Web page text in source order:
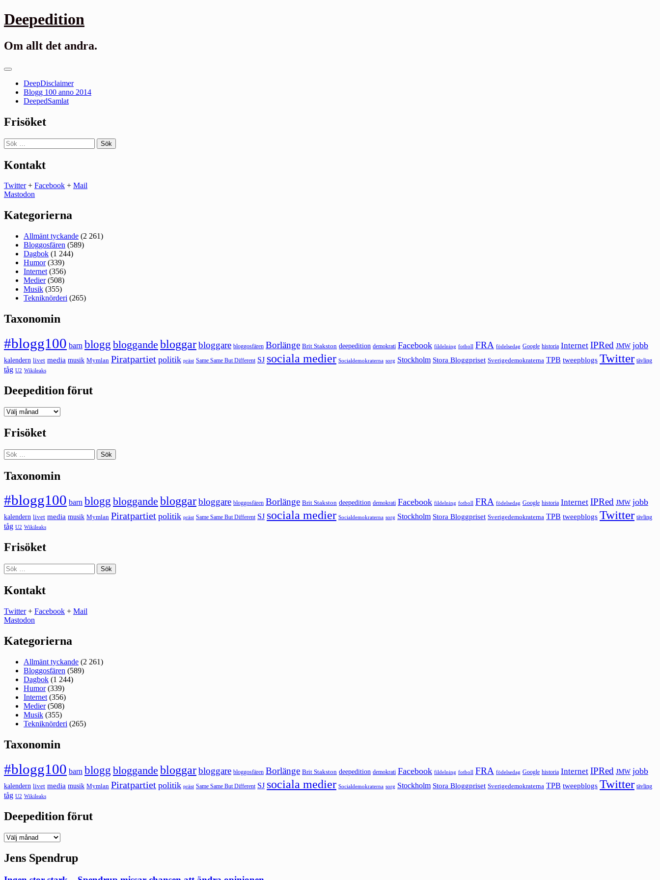
Gå
till
Deepedition
Om allt det andra.
Primär
DeepDisclaimer
Blogg 100 anno 2014
DeepedSamlat
Frisöket
Sök
efter:
Kontakt
Twitter+ Facebook + Mail
Mastodon
Kategorierna
Allmänt tyckande (2 261)
Bloggosfären (589)
Dagbok (1 244)
Humor(339)
Internet (356)
Medier(508)
Musik (355)
Tekniknörderi (265)
Taxonomin
#blogg100 barn blogg bloggande bloggarbloggare bloggosfären Borlänge Brit Stakston deepedition demokrati Facebook fildelning fotboll FRA födelsedag Google historia Internet IPRed JMW jobb
kalendern livet media musik Mymlan Piratpartiet politik präst Same Same But Different SJ sociala medier Socialdemokraterna sorg Stockholm Stora Bloggpriset Sverigedemokraterna TPB tweepblogs Twitter tävling
tåg U2 Wikileaks
Deepedition förut
Deepedition
Frisöket
Sök
efter:
Taxonomin
#blogg100 barn blogg bloggande bloggarbloggare bloggosfären Borlänge Brit Stakston deepedition demokrati Facebook fildelning fotboll FRA födelsedag Google historia Internet IPRed JMW jobb
kalendern livet media musik Mymlan Piratpartiet politik präst Same Same But Different SJ sociala medier Socialdemokraterna sorg Stockholm Stora Bloggpriset Sverigedemokraterna TPB tweepblogs Twitter tävling
tåg U2 Wikileaks
Frisöket
Sök
efter:
Kontakt
Twitter+ Facebook + Mail
Mastodon
Kategorierna
Allmänt tyckande (2 261)
Bloggosfären (589)
Dagbok (1 244)
Humor(339)
Internet (356)
Medier(508)
Musik (355)
Tekniknörderi (265)
Taxonomin
#blogg100 barn blogg bloggande bloggarbloggare bloggosfären Borlänge Brit Stakston deepedition demokrati Facebook fildelning fotboll FRA födelsedag Google historia Internet IPRed JMW jobb
kalendern livet media musik Mymlan Piratpartiet politik präst Same Same But Different SJ sociala medier Socialdemokraterna sorg Stockholm Stora Bloggpriset Sverigedemokraterna TPB tweepblogs Twitter tävling
tåg U2 Wikileaks
Deepedition förut
Deepedition
Jens Spendrup